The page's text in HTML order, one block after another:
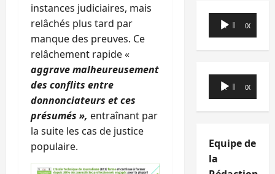
instances judiciaires, mais
relâchés plus tard par
manque des preuves. Ce
relâchement rapide «
aggrave malheureusement
des conflits entre
donnonciateurs et ces
présumés », entraînant par
la suite les cas de justice
populaire.
Lecteur
audio
00:00 00:00
Lecteur
audio
00:00 00:00
Equipe de
la